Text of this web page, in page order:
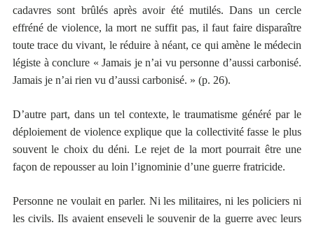
cadavres sont brûlés après avoir été mutilés. Dans un cercle
effréné de violence, la mort ne suffit pas, il faut faire disparaître
toute trace du vivant, le réduire à néant, ce qui amène le médecin
légiste à conclure « Jamais je n’ai vu personne d’aussi carbonisé.
Jamais je n’ai rien vu d’aussi carbonisé. » (p. 26).
D’autre part, dans un tel contexte, le traumatisme généré par le
déploiement de violence explique que la collectivité fasse le plus
souvent le choix du déni. Le rejet de la mort pourrait être une
façon de repousser au loin l’ignominie d’une guerre fratricide.
Personne ne voulait en parler. Ni les militaires, ni les policiers ni
les civils. Ils avaient enseveli le souvenir de la guerre avec leurs